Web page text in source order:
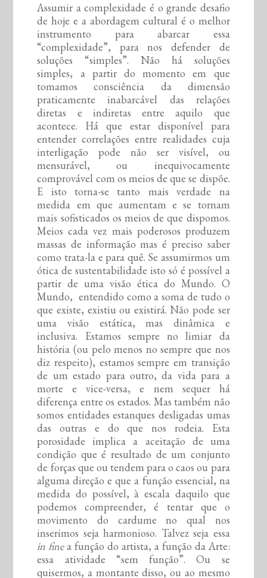
Assumir a complexidade é o grande desafio
de hoje e a abordagem cultural é o melhor
instrumento para abarcar essa
“complexidade”, para nos defender de
soluções “simples”. Não há soluções
simples, a partir do momento em que
tomamos consciência da dimensão
praticamente inabarcável das relações
diretas e indiretas entre aquilo que
acontece. Há que estar disponível para
entender correlações entre realidades cuja
interligação pode não ser visível, ou
mensurável, ou inequivocamente
comprovável com os meios de que se dispõe.
E isto torna-se tanto mais verdade na
medida em que aumentam e se tornam
mais sofisticados os meios de que dispomos.
Meios cada vez mais poderosos produzem
massas de informação mas é preciso saber
como trata-la e para quê. Se assumirmos um
ótica de sustentabilidade isto só é possível a
partir de uma visão ética do Mundo. O
Mundo, entendido como a soma de tudo o
que existe, existiu ou existirá. Não pode ser
uma visão estática, mas dinâmica e
inclusiva. Estamos sempre no limiar da
história (ou pelo menos no sempre que nos
diz respeito), estamos sempre em transição
de um estado para outro, da vida para a
morte e vice-versa, e nem sequer há
diferença entre os estados. Mas também não
somos entidades estanques desligadas umas
das outras e do que nos rodeia. Esta
porosidade implica a aceitação de uma
condição que é resultado de um conjunto
de forças que ou tendem para o caos ou para
alguma direção e que a função essencial, na
medida do possível, à escala daquilo que
podemos compreender, é tentar que o
movimento do cardume no qual nos
inserimos seja harmonioso. Talvez seja essa
in finea função do artista, a função da Arte:
essa atividade “sem função”. Ou se
quisermos, a montante disso, ou ao mesmo